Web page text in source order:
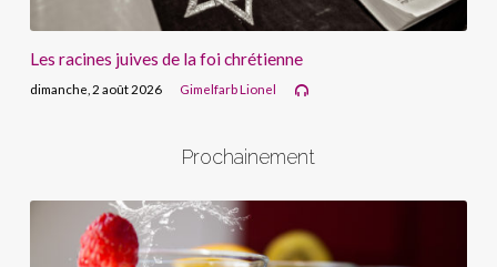
Les racines juives de la foi chrétienne
dimanche, 2 août 2026 Gimelfarb Lionel
Prochainement